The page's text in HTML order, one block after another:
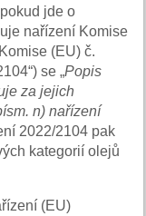
jde o
nařízení Komise
(EU) č.
se „Popis
za jejich
n) nařízení
2022/2104 pak
kategorií olejů
(EU)